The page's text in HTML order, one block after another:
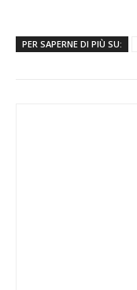
PER SAPERNE DI PIÙ SU: